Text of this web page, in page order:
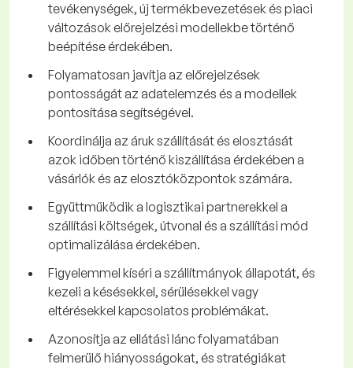
tevékenységek, új termékbevezetések és piaci
változások előrejelzési modellekbe történő
beépítése érdekében.
Folyamatosan javítja az előrejelzések
pontosságát az adatelemzés és a modellek
pontosítása segítségével.
Koordinálja az áruk szállítását és elosztását
azok időben történő kiszállítása érdekében a
vásárlók és az elosztóközpontok számára.
Együttműködik a logisztikai partnerekkel a
szállítási költségek, útvonal és a szállítási mód
optimalizálása érdekében.
Figyelemmel kíséri a szállítmányok állapotát, és
kezeli a késésekkel, sérülésekkel vagy
eltérésekkel kapcsolatos problémákat.
Azonosítja az ellátási lánc folyamatában
felmerülő hiányosságokat, és stratégiákat